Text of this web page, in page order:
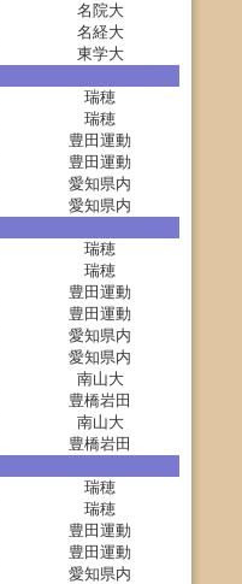
名院大
名経大
東学大
瑞穂
瑞穂
豊田運動
豊田運動
愛知県内
愛知県内
瑞穂
瑞穂
豊田運動
豊田運動
愛知県内
愛知県内
南山大
豊橋岩田
南山大
豊橋岩田
瑞穂
瑞穂
豊田運動
豊田運動
愛知県内